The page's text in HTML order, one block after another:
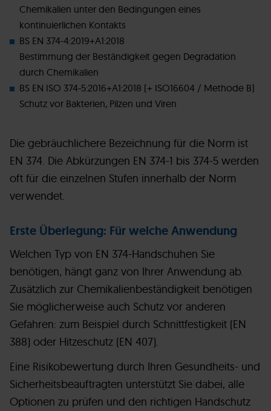
Chemikalien unter den Bedingungen eines
kontinuierlichen Kontakts
BS EN 374-4:2019+A1:2018
Bestimmung der Beständigkeit gegen Degradation
durch Chemikalien
BS EN ISO 374-5:2016+A1:2018 (+ ISO16604 / Methode B)
Schutz vor Bakterien, Pilzen und Viren
Die gebräuchlichere Bezeichnung für die Norm ist
EN 374. Die Abkürzungen EN 374-1 bis 374-5 werden
oft für die einzelnen Stufen innerhalb der Norm
verwendet.
Erste Überlegung: Für welche Anwendung
Welchen Typ von EN 374-Handschuhen Sie
benötigen, hängt ganz von Ihrer Anwendung ab.
Zusätzlich zur Chemikalienbeständigkeit benötigen
Sie möglicherweise auch Schutz vor anderen
Gefahren: zum Beispiel durch Schnittfestigkeit (EN
388) oder Hitzeschutz (EN 407).
Eine Risikobewertung durch Ihren Gesundheits- und
Sicherheitsbeauftragten unterstützt Sie dabei, alle
Optionen zu prüfen und den richtigen Handschutz